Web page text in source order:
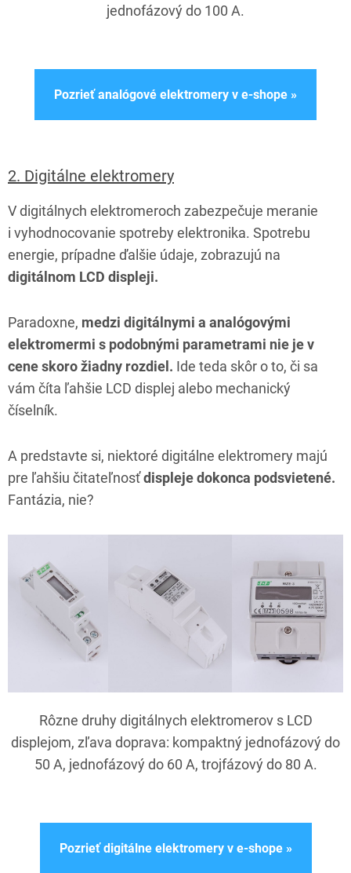
jednofázový do 100 A.
Pozrieť analógové elektromery v e-shope »
2. Digitálne elektromery
V digitálnych elektromeroch zabezpečuje meranie
i vyhodnocovanie spotreby elektronika. Spotrebu
energie, prípadne ďalšie údaje, zobrazujú na
digitálnom LCD displeji.
Paradoxne, medzi digitálnymi a analógovými
elektromermi s podobnými parametrami nie je v
cene skoro žiadny rozdiel. Ide teda skôr o to, či sa
vám číta ľahšie LCD displej alebo mechanický
číselník.
A predstavte si, niektoré digitálne elektromery majú
pre ľahšiu čitateľnosťdispleje dokonca podsvietené.
Fantázia, nie?
Rôzne druhy digitálnych elektromerov s LCD
displejom, zľava doprava: kompaktný jednofázový do
50 A, jednofázový do 60 A, trojfázový do 80 A.
Pozrieť digitálne elektromery v e-shope »